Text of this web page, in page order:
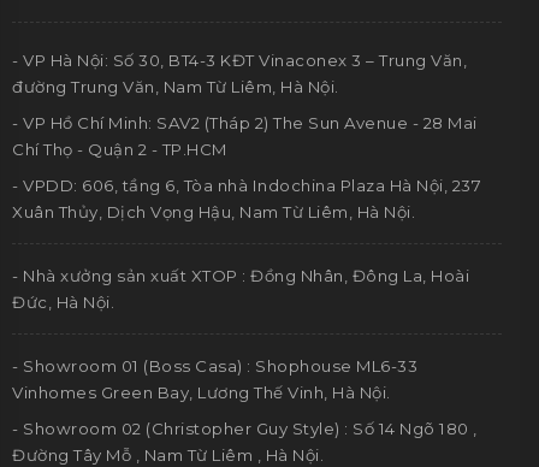
- VP Hà Nội: Số 30, BT4-3 KĐT Vinaconex 3 – Trung Văn,
đường Trung Văn, Nam Từ Liêm, Hà Nội.
- VP Hồ Chí Minh: SAV2 (Tháp 2) The Sun Avenue - 28 Mai
Chí Thọ - Quận 2 - TP.HCM
- VPDD: 606, tầng 6, Tòa nhà Indochina Plaza Hà Nội, 237
Xuân Thủy, Dịch Vọng Hậu, Nam Từ Liêm, Hà Nội.
- Nhà xưởng sản xuất XTOP : Đồng Nhân, Đông La, Hoài
Đức, Hà Nội.
- Showroom 01 (Boss Casa) : Shophouse ML6-33
Vinhomes Green Bay, Lương Thế Vinh, Hà Nội.
- Showroom 02 (Christopher Guy Style) : Số 14 Ngõ 180 ,
Đường Tây Mỗ , Nam Từ Liêm , Hà Nội.